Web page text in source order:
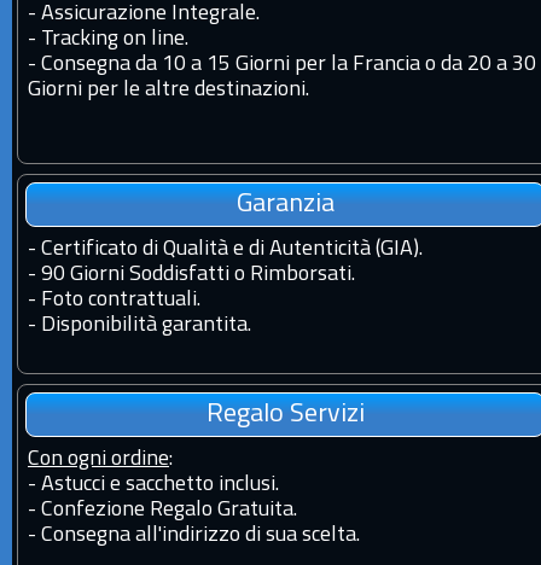
- Assicurazione Integrale.
- Tracking on line.
- Consegna da 10 a 15 Giorni per la Francia o da 20 a 30
Giorni per le altre destinazioni.
Garanzia
- Certificato di Qualità e di Autenticità (GIA).
- 90 Giorni Soddisfatti o Rimborsati.
- Foto contrattuali.
- Disponibilità garantita.
Regalo Servizi
Con ogni ordine:
- Astucci e sacchetto inclusi.
- Confezione Regalo Gratuita.
- Consegna all'indirizzo di sua scelta.